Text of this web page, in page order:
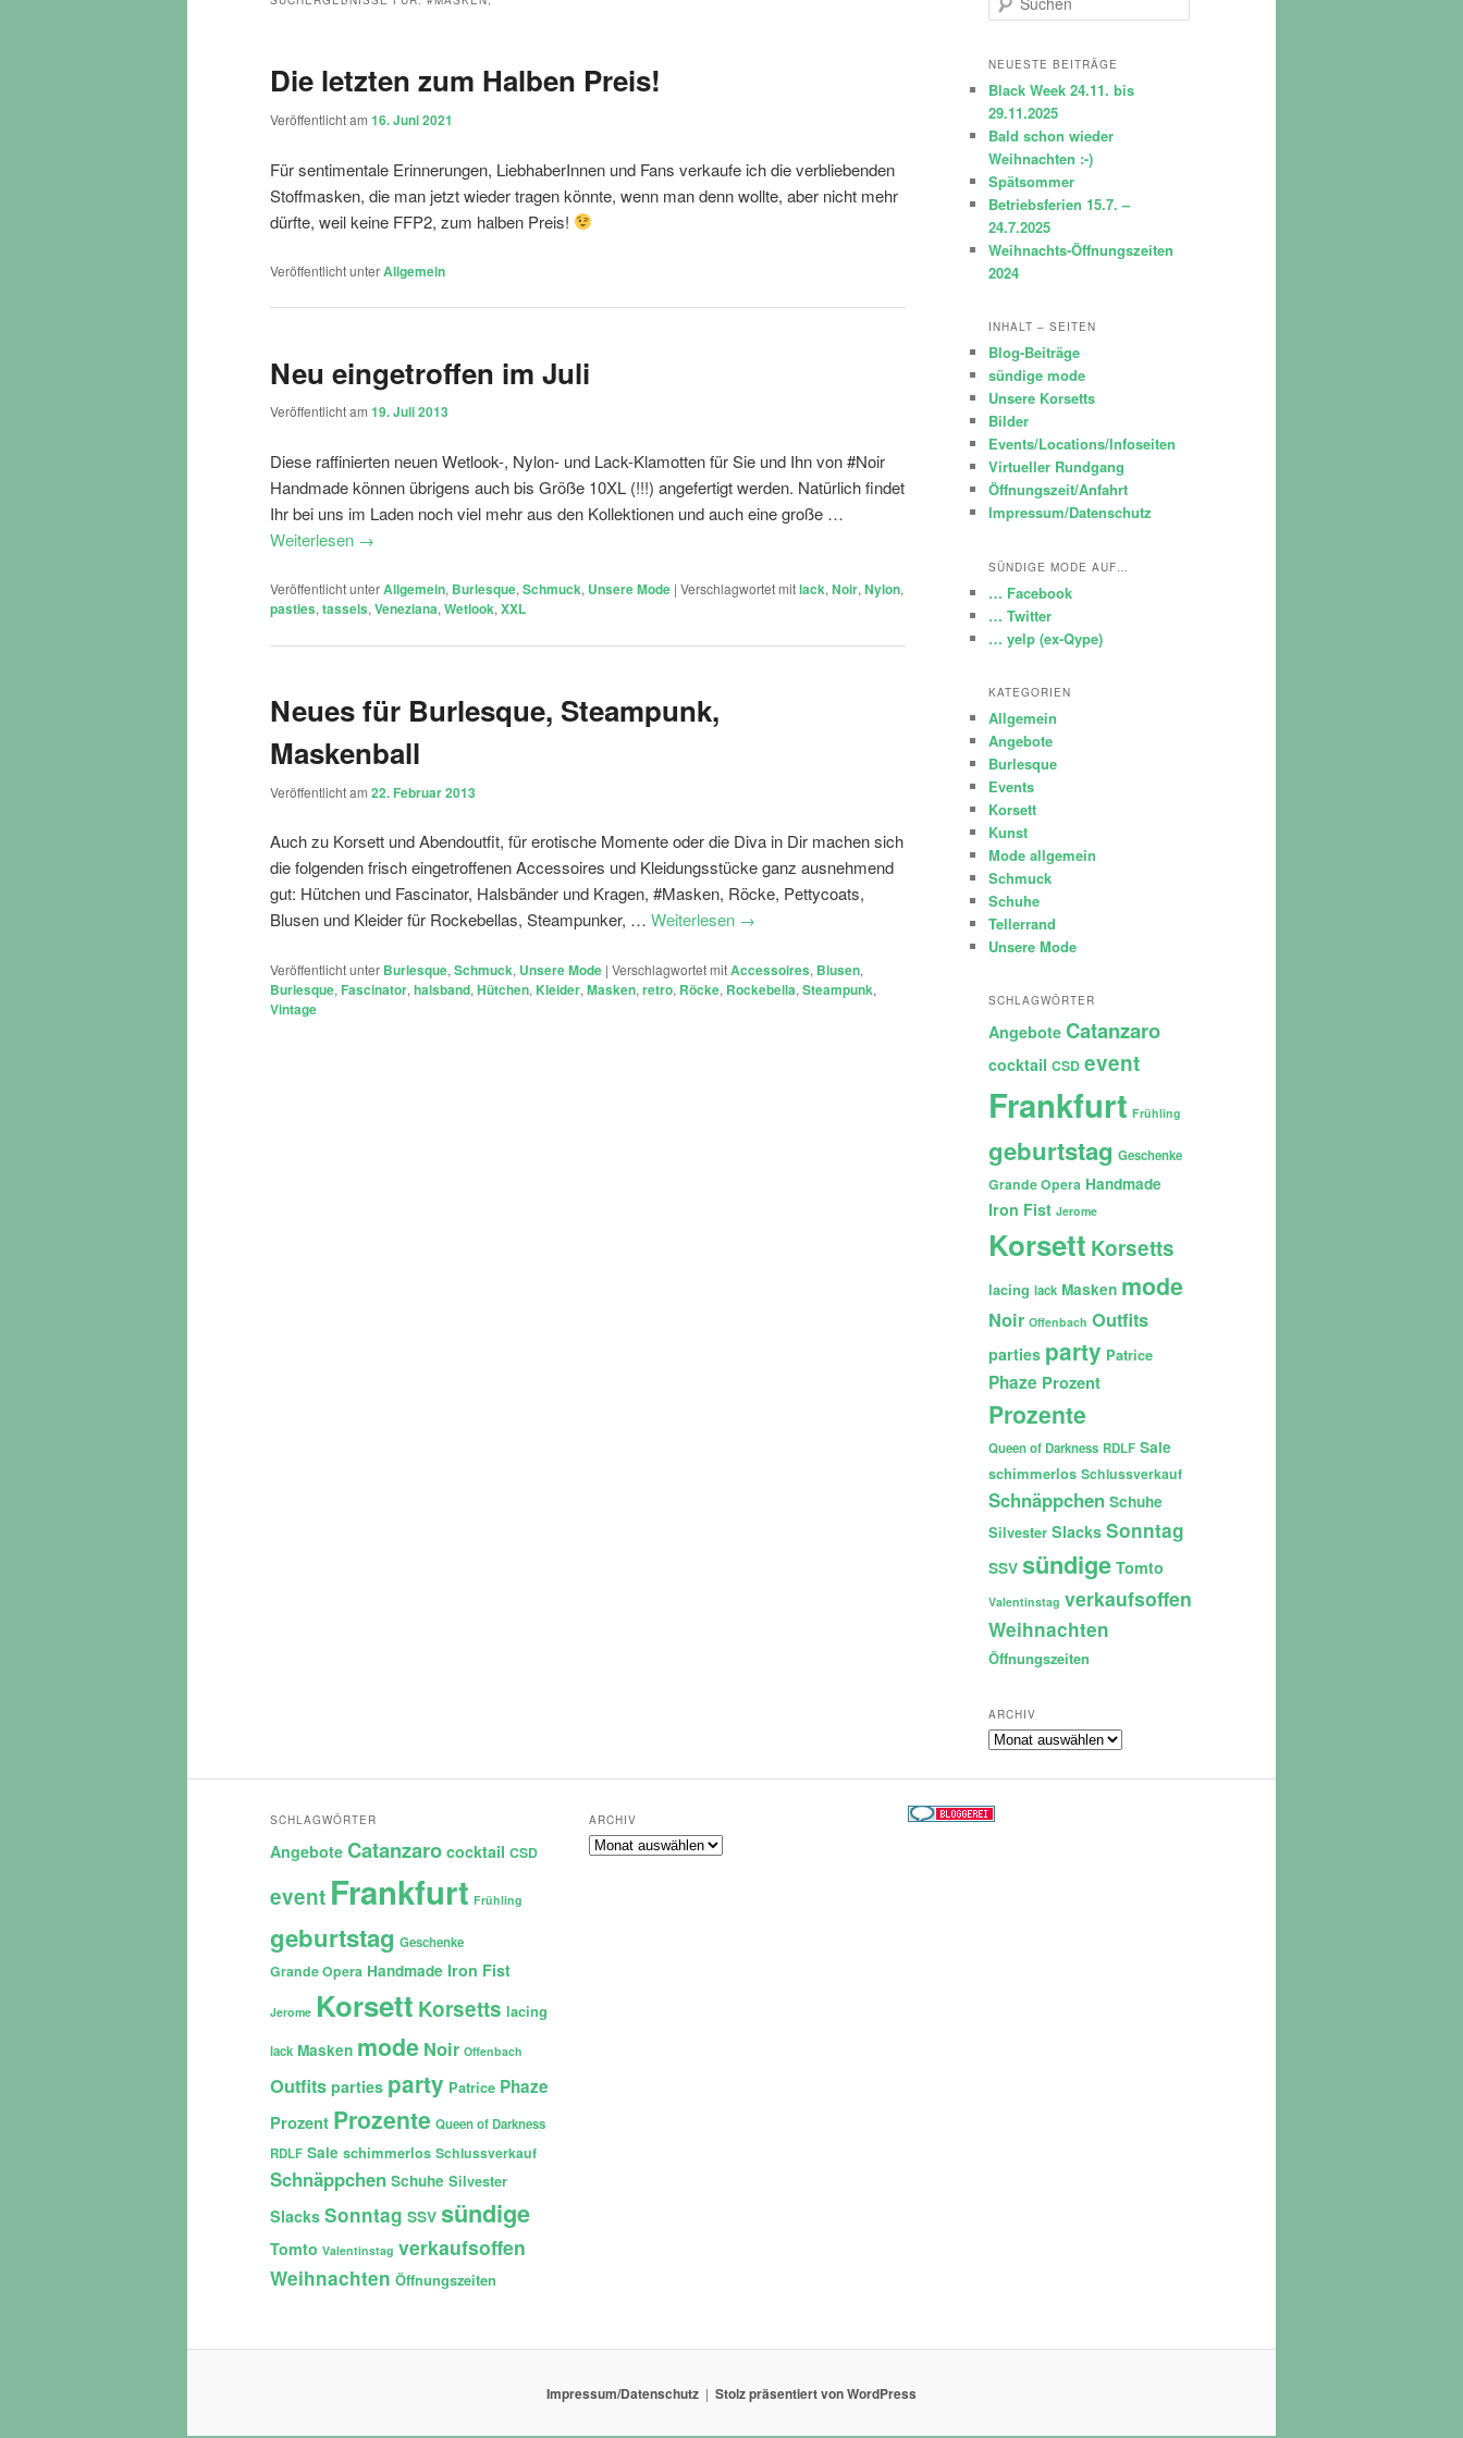
Die letzten zum Halben Preis!
Veröffentlicht am 16. Juni 2021
Für sentimentale Erinnerungen, LiebhaberInnen und Fans verkaufe ich die verbliebenden
Stoffmasken, die man jetzt wieder tragen könnte, wenn man denn wollte, aber nicht mehr
dürfte, weil keine FFP2, zum halben Preis!
Veröffentlicht unterAllgemein
Neu eingetroffen im Juli
Veröffentlicht am 19. Juli 2013
Diese raffinierten neuen Wetlook-, Nylon- und Lack-Klamotten für Sie und Ihn von #Noir
Handmade können übrigens auch bis Größe 10XL (!!!) angefertigt werden. Natürlich findet
Ihr bei uns im Laden noch viel mehr aus den Kollektionen und auch eine große …
Weiterlesen →
Veröffentlicht unterAllgemein, Burlesque, Schmuck, Unsere Mode | Verschlagwortet mitlack, Noir, Nylon,
pasties, tassels, Veneziana, Wetlook, XXL
Neues für Burlesque, Steampunk,
Maskenball
Veröffentlicht am 22. Februar 2013
Auch zu Korsett und Abendoutfit, für erotische Momente oder die Diva in Dir machen sich
die folgenden frisch eingetroffenen Accessoires und Kleidungsstücke ganz ausnehmend
gut: Hütchen und Fascinator, Halsbänder und Kragen, #Masken, Röcke, Pettycoats,
Blusen und Kleider für Rockebellas, Steampunker, … Weiterlesen →
Veröffentlicht unter Burlesque, Schmuck, Unsere Mode | Verschlagwortet mitAccessoires, Blusen,
Burlesque, Fascinator, halsband, Hütchen, Kleider, Masken, retro, Röcke, Rockebella, Steampunk,
Vintage
u
h
n
NEUESTE BEITRÄGE
Black Week 24.11. bis
29.11.2025
Bald schon wieder
Weihnachten :-)
Spätsommer
Betriebsferien 15.7. –
24.7.2025
Weihnachts-Öffnungszeiten
2024
INHALT – SEITEN
Blog-Beiträge
sündige mode
Unsere Korsetts
Bilder
Events/Locations/Infoseiten
Virtueller Rundgang
Öffnungszeit/Anfahrt
Impressum/Datenschutz
SÜNDIGE MODE AUF…
… Facebook
… Twitter
… yelp (ex-Qype)
KATEGORIEN
Allgemein
Angebote
Burlesque
Events
Korsett
Kunst
Mode allgemein
Schmuck
Schuhe
Tellerrand
Unsere Mode
SCHLAGWÖRTER
Angebote Catanzaro
cocktail CSD event
Frankfurt Frühling
geburtstag Geschenke
Grande Opera Handmade
Iron Fist Jerome
Korsett Korsetts
lacing lack Masken mode
Noir Offenbach Outfits
parties party Patrice
Phaze Prozent
Prozente
Queen of Darkness RDLF Sale
schimmerlos Schlussverkauf
Schnäppchen Schuhe
Silvester Slacks Sonntag
SSV sündige Tomto
Valentinstag verkaufsoffen
Weihnachten
Öffnungszeiten
ARCHIV
Archiv
SCHLAGWÖRTER
Angebote Catanzaro cocktail CSD
event Frankfurt Frühling
geburtstag Geschenke
Grande Opera Handmade Iron Fist
Jerome Korsett Korsetts lacing
lack Masken mode Noir Offenbach
Outfits parties party Patrice Phaze
Prozent Prozente Queen of Darkness
RDLF Sale schimmerlos Schlussverkauf
Schnäppchen Schuhe Silvester
Slacks Sonntag SSV sündige
Tomto Valentinstag verkaufsoffen
Weihnachten Öffnungszeiten
ARCHIV
Archiv
Impressum/Datenschutz Stolz präsentiert von WordPress